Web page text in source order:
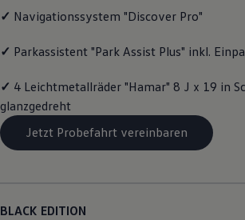
Warn- und Kontrollleuchten
Digitale Betriebsanleitung
Live Beratung
Lifestyle
Familie
Elektromobilität
✓ Navigationssystem "Discover Pro"
✓ Parkassistent "Park Assist Plus" inkl.
✓ 4 Leichtmetallräder "Hamar" 8 J x 19 in
glanzgedreht
Jetzt Probefahrt vereinbaren
BLACK EDITION